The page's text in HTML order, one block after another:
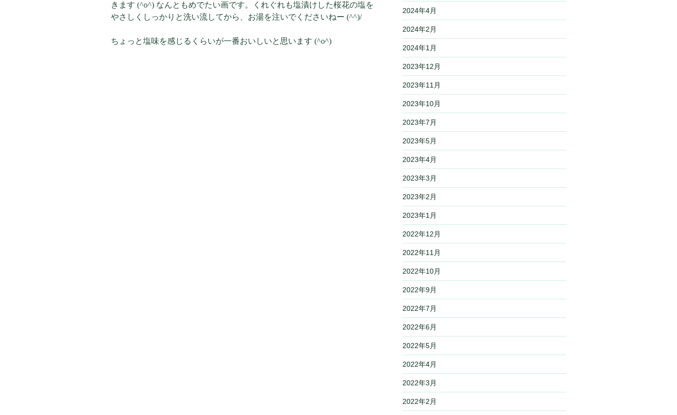
きます (^o^) なんともめでたい画です。くれぐれも塩漬けした桜花の塩を
やさしくしっかりと洗い流してから、お湯を注いでくださいねー (^^)/
ちょっと塩味を感じるくらいが一番おいしいと思います (^o^)
2024年4月
2024年2月
2024年1月
2023年12月
2023年11月
2023年10月
2023年7月
2023年5月
2023年4月
2023年3月
2023年2月
2023年1月
2022年12月
2022年11月
2022年10月
2022年9月
2022年7月
2022年6月
2022年5月
2022年4月
2022年3月
2022年2月